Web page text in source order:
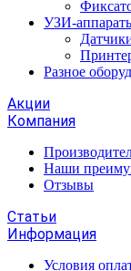
УЗИ-
Разное
Акции
Компания
Наши
Отзывы
Статьи
Информация
Условия